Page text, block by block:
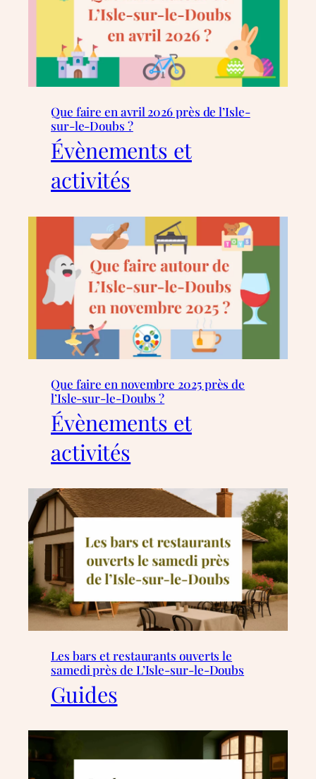
Que faire en avril 2026 près de l’Isle-
sur-le-Doubs ?
Évènements et
activités
Que faire en novembre 2025 près de
l’Isle-sur-le-Doubs ?
Évènements et
activités
Les bars et restaurants ouverts le
samedi près de L’Isle-sur-le-Doubs
Guides